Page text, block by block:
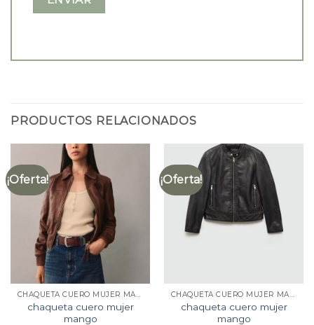
PRODUCTOS RELACIONADOS
¡Oferta!
CHAQUETA CUERO MUJER MANGO
chaqueta cuero mujer
mango
¡Oferta!
CHAQUETA CUERO MUJER MANGO
chaqueta cuero mujer
mango